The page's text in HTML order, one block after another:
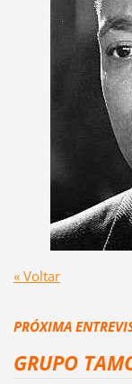
« Voltar
PRÓXIMA
GRUPO